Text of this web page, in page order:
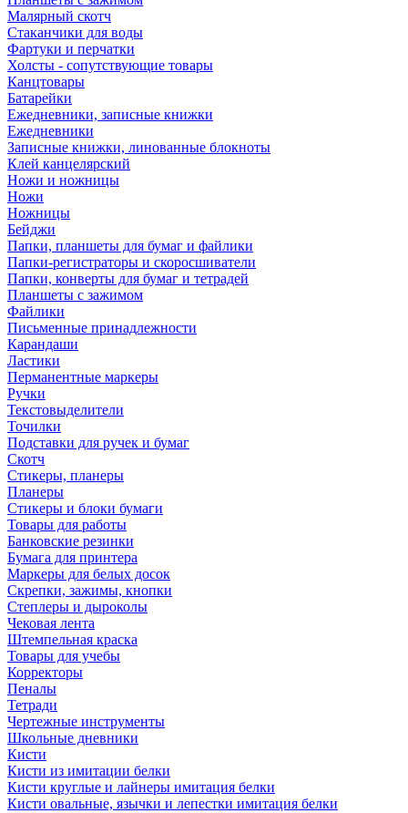
Малярный скотч
Стаканчики для воды
Фартуки и перчатки
Холсты - сопутствующие товары
Канцтовары
Батарейки
Ежедневники, записные книжки
Ежедневники
Записные книжки, линованные блокноты
Клей канцелярский
Ножи и ножницы
Ножи
Ножницы
Бейджи
Папки, планшеты для бумаг и файлики
Папки-регистраторы и скоросшиватели
Папки, конверты для бумаг и тетрадей
Планшеты с зажимом
Файлики
Письменные принадлежности
Карандаши
Ластики
Перманентные маркеры
Ручки
Текстовыделители
Точилки
Подставки для ручек и бумаг
Скотч
Стикеры, планеры
Планеры
Стикеры и блоки бумаги
Товары для работы
Банковские резинки
Бумага для принтера
Маркеры для белых досок
Скрепки, зажимы, кнопки
Степлеры и дыроколы
Чековая лента
Штемпельная краска
Товары для учебы
Корректоры
Пеналы
Тетради
Чертежные инструменты
Школьные дневники
Кисти
Кисти из имитации белки
Кисти круглые и лайнеры имитация белки
Кисти овальные, язычки и лепестки имитация белки